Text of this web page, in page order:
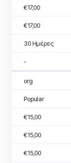
€17,00
€17,00
30 Ημέρες
-
org
Popular
€15,00
€15,00
€15,00